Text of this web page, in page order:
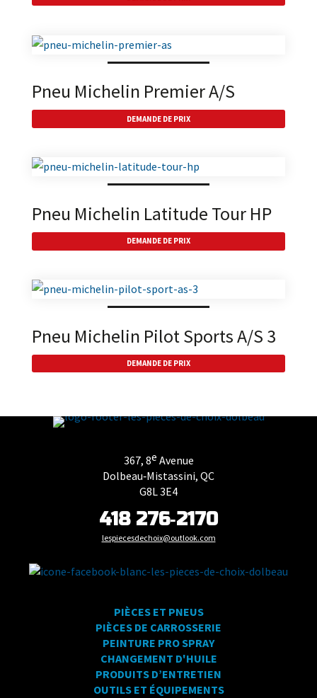
Pneu Michelin Premier A/S
DEMANDE DE PRIX
Pneu Michelin Latitude Tour HP
DEMANDE DE PRIX
Pneu Michelin Pilot Sports A/S 3
DEMANDE DE PRIX
367, 8e Avenue
Dolbeau‑Mistassini, QC
G8L 3E4
418 276‑2170
lespiecesdechoix@outlook.com
PIÈCES ET PNEUS
PIÈCES DE CARROSSERIE
PEINTURE PRO SPRAY
CHANGEMENT D'HUILE
PRODUITS D’ENTRETIEN
OUTILS ET ÉQUIPEMENTS